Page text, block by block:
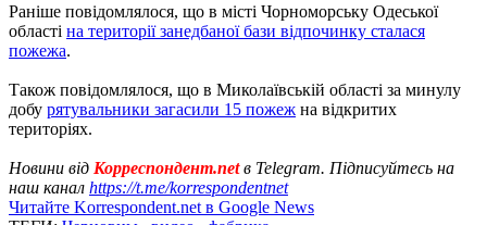
Раніше повідомлялося, що в місті Чорноморську Одеської
області на території занедбаної бази відпочинку сталася
пожежа.
Також повідомлялося, що в Миколаївській області за минулу
добу рятувальники загасили 15 пожеж на відкритих
територіях.
Новини від Корреспондент.netв Telegram. Підписуйтесь на
наш канал https://t.me/korrespondentnet
Читайте Korrespondent.net в Google News